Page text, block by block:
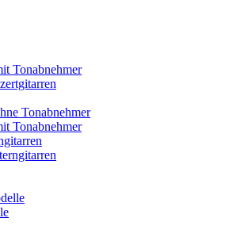
Tonabnehmer
Tonabnehmer
Tonabnehmer